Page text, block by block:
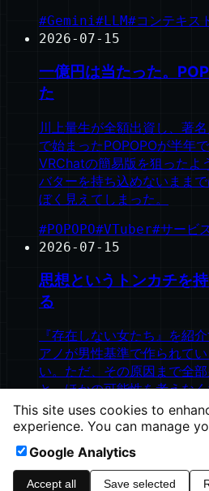
#Gemini#LLM#コンテキス
2026-07-15
一億円は当たった。
た
川上量生が全額出資し、著
で始まったPOPOPOが半年
VRChatの簡易版を狙ったよ
バターを持ち込めないまま
ぼく見えてしまった。
#POPOPO#VTuber#サービ
2026-07-15
思想というトンカチを
る
『存在しない女たち』を紹
アノが男性基準で作られて
い。ただ、その原因まで全
と、ほかの可能性を考えな
チは便利だが、便利すぎる。
確証バイ
©2026 ishinao.net
This site uses cookies to
experience. You can manage
Google Analytics
Accept all Save selected